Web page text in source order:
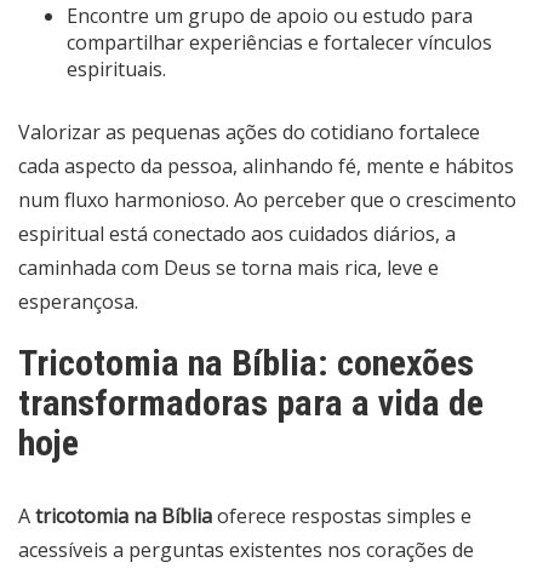
Encontre um grupo de apoio ou estudo para
compartilhar experiências e fortalecer vínculos
espirituais.
Valorizar as pequenas ações do cotidiano fortalece
cada aspecto da pessoa, alinhando fé, mente e hábitos
num fluxo harmonioso. Ao perceber que o crescimento
espiritual está conectado aos cuidados diários, a
caminhada com Deus se torna mais rica, leve e
esperançosa.
Tricotomia na Bíblia: conexões
transformadoras para a vida de
hoje
Atricotomia na Bíbliaoferece respostas simples e
acessíveis a perguntas existentes nos corações de